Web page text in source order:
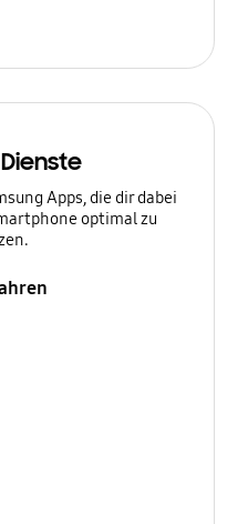
Apps, die dir dabei
optimal zu